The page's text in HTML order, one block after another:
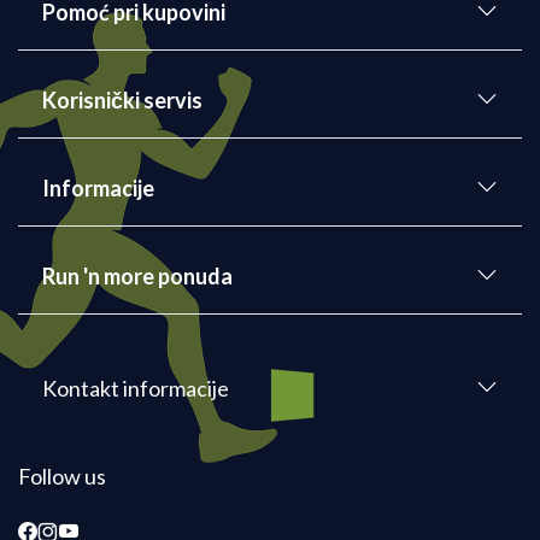
Pomoć pri kupovini
Korisnički servis
Informacije
Run 'n more ponuda
Kontakt informacije
Follow us